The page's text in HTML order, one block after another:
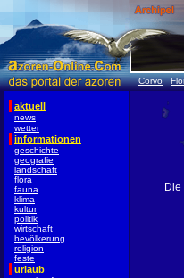
Corvo
aktuell
news
wetter
informationen
geschichte
geografie
landschaft
flora
fauna
klima
kultur
politik
wirtschaft
bevölkerung
religion
feste
urlaub